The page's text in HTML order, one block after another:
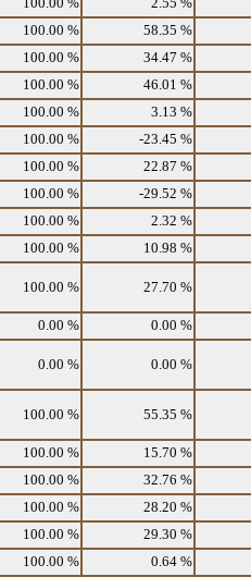
100.00 % 58.35 %
100.00 % 34.47 %
100.00 % 46.01 %
100.00 % 3.13 %
100.00 % -23.45 %
100.00 % 22.87 %
100.00 % -29.52 %
100.00 % 2.32 %
100.00 % 10.98 %
100.00 % 27.70 %
0.00 % 0.00 %
0.00 % 0.00 %
100.00 % 55.35 %
100.00 % 15.70 %
100.00 % 32.76 %
100.00 % 28.20 %
100.00 % 29.30 %
100.00 % 0.64 %